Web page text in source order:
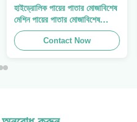
হাইড্রোলিক পায়ের পাতার মোজাবিশেষ
মেশিন পায়ের পাতার মোজাবিশেষ
Crimping মেশিন পায়ের পাতার
মোজাবিশেষ প্রেস ফিন পাওয়ার
Swager
Contact Now